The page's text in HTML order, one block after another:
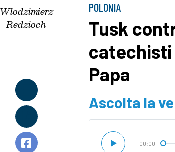
Wlodzimierz
Redzioch
POLONIA
Tusk
catechisti
Papa
Ascolta la
00:00